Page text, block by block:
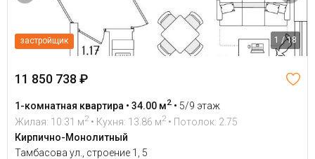
застройщик 1 / 18
11 850 738 ₽
1-комнатная квартира • 34.00 м2 • 5/9 этаж
Жилая: 10.31 м2 • Кухня: 13.86 м2 • Потолок: 2.75
Кирпично-Монолитный
Тамбасова ул., строение 1, 5